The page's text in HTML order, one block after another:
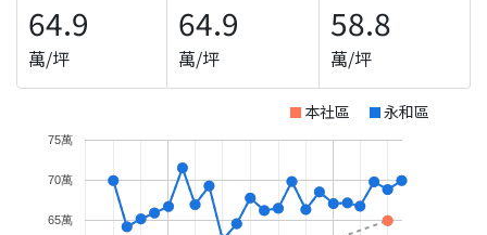
64.9
萬/坪
64.9
萬/坪
58.8
萬/坪
本社區 永和區
65萬
70萬
75萬